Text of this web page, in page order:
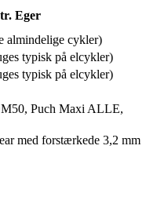
Eger
almindelige cykler)
typisk på elcykler)
typisk på elcykler)
Puch Maxi ALLE,
med forstærkede 3,2 mm